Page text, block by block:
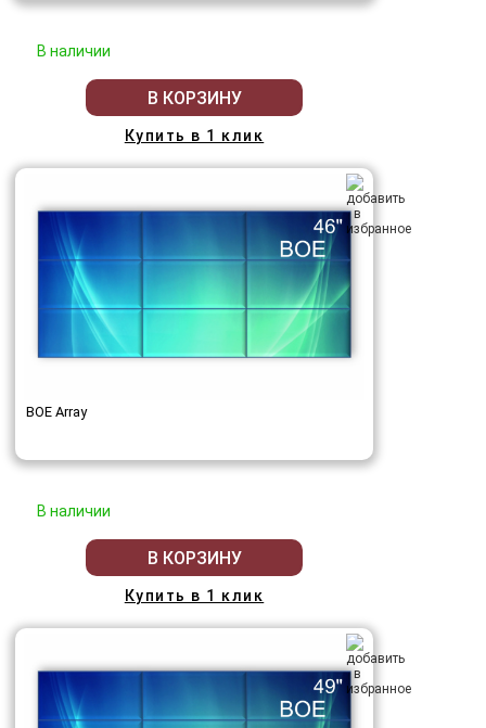
В наличии
В КОРЗИНУ
Купить в 1 клик
BOE Array
В наличии
В КОРЗИНУ
Купить в 1 клик